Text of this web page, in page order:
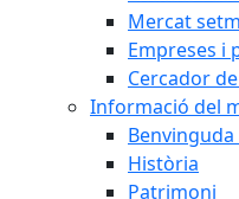
Mercat
Empreses i
Cercador
Informació del
Història
Patrimoni